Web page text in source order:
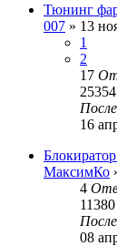
Тюнинг
007 » 13
1
2
17
25354
16
МаксимКо
4
11380
08